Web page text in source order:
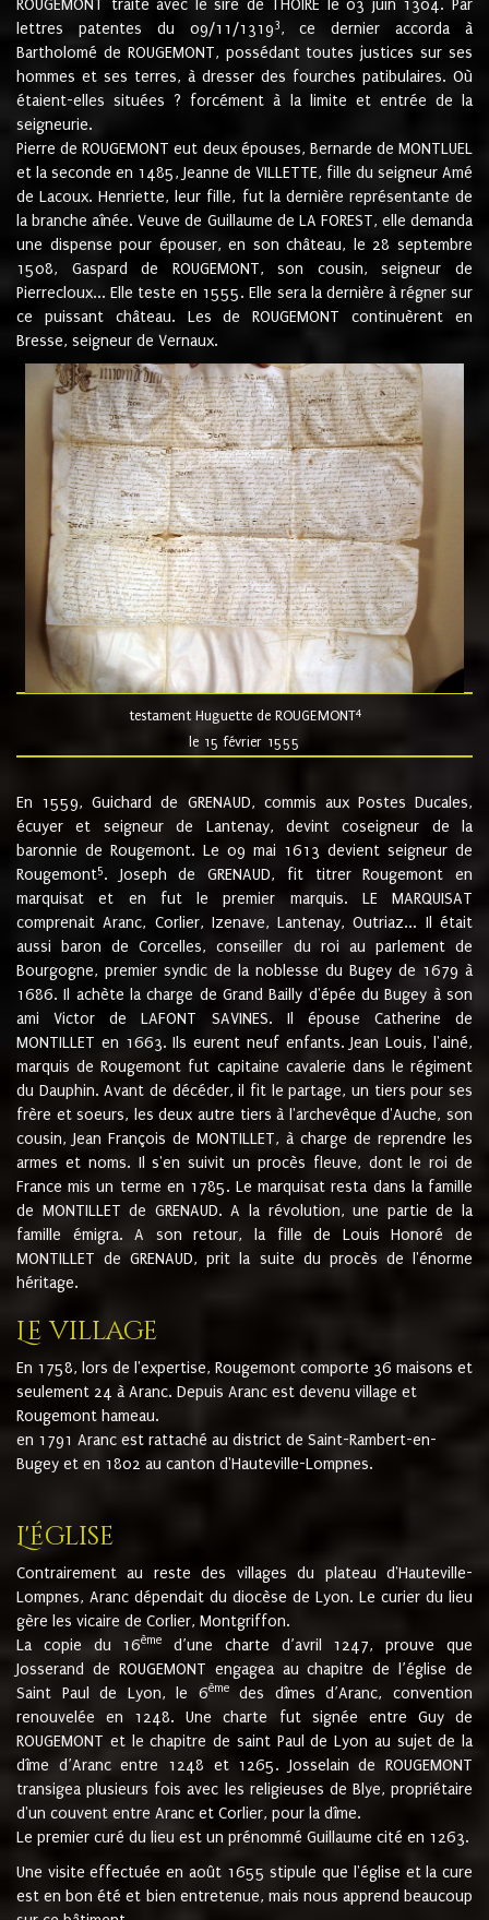
ROUGEMONT traite avec le sire de THOIRE le 03 juin 1304. Par
lettres patentes du 09/11/13193, ce dernier accorda à
Bartholomé de ROUGEMONT, possédant toutes justices sur ses
hommes et ses terres, à dresser des fourches patibulaires. Où
étaient-elles situées ? forcément à la limite et entrée de la
seigneurie.
Pierre de ROUGEMONT eut deux épouses, Bernarde de MONTLUEL
et la seconde en 1485, Jeanne de VILLETTE, fille du seigneur Amé
de Lacoux. Henriette, leur fille, fut la dernière représentante de
la branche aînée. Veuve de Guillaume de LA FOREST, elle demanda
une dispense pour épouser, en son château, le 28 septembre
1508, Gaspard de ROUGEMONT, son cousin, seigneur de
Pierrecloux... Elle teste en 1555. Elle sera la dernière à régner sur
ce puissant château. Les de ROUGEMONT continuèrent en
Bresse, seigneur de Vernaux.
testament Huguette de ROUGEMONT4
le 15 février 1555
En 1559, Guichard de GRENAUD, commis aux Postes Ducales,
écuyer et seigneur de Lantenay, devint coseigneur de la
baronnie de Rougemont. Le 09 mai 1613 devient seigneur de
Rougemont5. Joseph de GRENAUD, fit titrer Rougemont en
marquisat et en fut le premier marquis. LE MARQUISAT
comprenait Aranc, Corlier, Izenave, Lantenay, Outriaz... Il était
aussi baron de Corcelles, conseiller du roi au parlement de
Bourgogne, premier syndic de la noblesse du Bugey de 1679 à
1686. Il achète la charge de Grand Bailly d'épée du Bugey à son
ami Victor de LAFONT SAVINES. Il épouse Catherine de
MONTILLET en 1663. Ils eurent neuf enfants. Jean Louis, l'ainé,
marquis de Rougemont fut capitaine cavalerie dans le régiment
du Dauphin. Avant de décéder, il fit le partage, un tiers pour ses
frère et soeurs, les deux autre tiers à l'archevêque d'Auche, son
cousin, Jean François de MONTILLET, à charge de reprendre les
armes et noms. Il s'en suivit un procès fleuve, dont le roi de
France mis un terme en 1785. Le marquisat resta dans la famille
de MONTILLET de GRENAUD. A la révolution, une partie de la
famille émigra. A son retour, la fille de Louis Honoré de
MONTILLET de GRENAUD, prit la suite du procès de l'énorme
héritage.
Le village
En 1758, lors de l'expertise, Rougemont comporte 36 maisons et
seulement 24 à Aranc. Depuis Aranc est devenu village et
Rougemont hameau.
en 1791 Aranc est rattaché au district de Saint-Rambert-en-
Bugey et en 1802 au canton d'Hauteville-Lompnes.
L'église
Contrairement au reste des villages du plateau d'Hauteville-
Lompnes, Aranc dépendait du diocèse de Lyon. Le curier du lieu
gère les vicaire de Corlier, Montgriffon.
La copie du 16ème
d’une charte d’avril 1247, prouve que
Josserand de ROUGEMONT engagea au chapitre de l’église de
Saint Paul de Lyon, le 6èmedes dîmes d’Aranc, convention
renouvelée en 1248. Une charte fut signée entre Guy de
ROUGEMONT et le chapitre de saint Paul de Lyon au sujet de la
dîme d’Aranc entre 1248 et 1265. Josselain de ROUGEMONT
transigea plusieurs fois avec les religieuses de Blye, propriétaire
d'un couvent entre Aranc et Corlier, pour la dîme.
Le premier curé du lieu est un prénommé Guillaume cité en 1263.
Une visite effectuée en août 1655 stipule que l'église et la cure
est en bon été et bien entretenue, mais nous apprend beaucoup